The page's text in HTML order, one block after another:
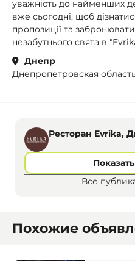
уважність до найменших
вже сьогодні, щоб
пропозиції та
незабутнього свята в
Днепр
Днепропетровская
Ресторан Evrika,
Все
Похожие